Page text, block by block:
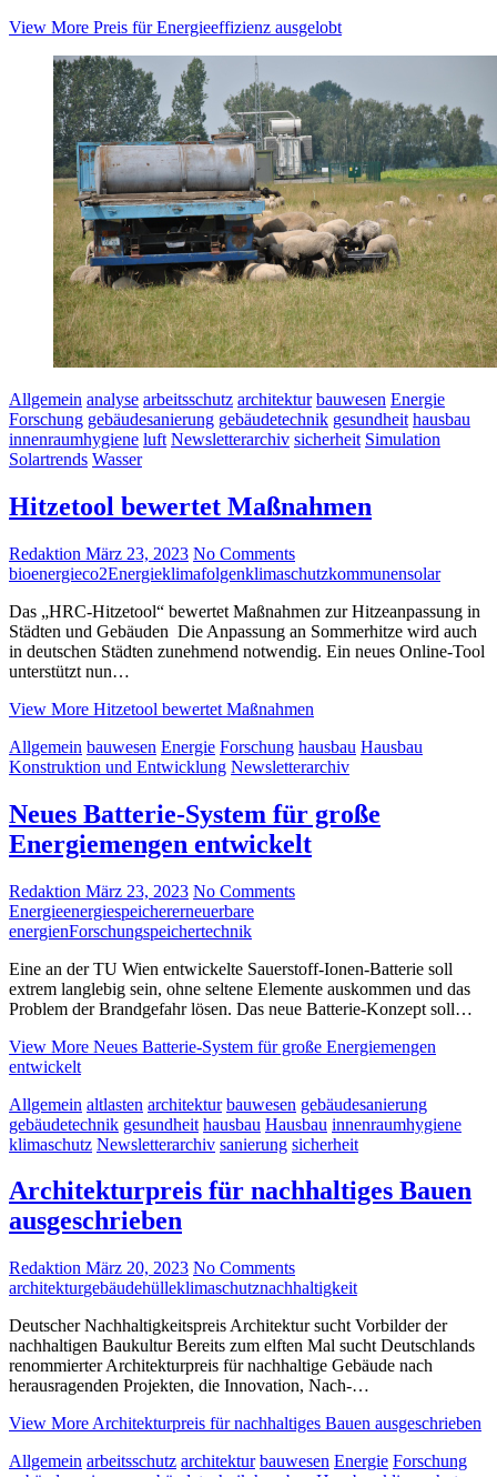
View More Preis für Energieeffizienz ausgelobt
Allgemein analyse arbeitsschutz architektur bauwesen Energie
Forschung gebäudesanierung gebäudetechnik gesundheit hausbau
innenraumhygiene luft Newsletterarchiv sicherheit Simulation
Solartrends Wasser
Hitzetool bewertet Maßnahmen
Redaktion März 23, 2023 No Comments
bioenergieco2Energieklimafolgenklimaschutzkommunensolar
Das „HRC-Hitzetool“ bewertet Maßnahmen zur Hitzeanpassung in
Städten und Gebäuden Die Anpassung an Sommerhitze wird auch
in deutschen Städten zunehmend notwendig. Ein neues Online-Tool
unterstützt nun…
View More Hitzetool bewertet Maßnahmen
Allgemein bauwesen Energie Forschung hausbau Hausbau
Konstruktion und Entwicklung Newsletterarchiv
Neues Batterie-System für große
Energiemengen entwickelt
Redaktion März 23, 2023 No Comments
Energieenergiespeichererneuerbare
energienForschungspeichertechnik
Eine an der TU Wien entwickelte Sauerstoff-Ionen-Batterie soll
extrem langlebig sein, ohne seltene Elemente auskommen und das
Problem der Brandgefahr lösen. Das neue Batterie-Konzept soll…
View More Neues Batterie-System für große Energiemengen
entwickelt
Allgemein altlasten architektur bauwesen gebäudesanierung
gebäudetechnik gesundheit hausbau Hausbau innenraumhygiene
klimaschutz Newsletterarchiv sanierung sicherheit
Architekturpreis für nachhaltiges Bauen
ausgeschrieben
Redaktion März 20, 2023 No Comments
architekturgebäudehülleklimaschutznachhaltigkeit
Deutscher Nachhaltigkeitspreis Architektur sucht Vorbilder der
nachhaltigen Baukultur Bereits zum elften Mal sucht Deutschlands
renommierter Architekturpreis für nachhaltige Gebäude nach
herausragenden Projekten, die Innovation, Nach-…
View More Architekturpreis für nachhaltiges Bauen ausgeschrieben
Allgemein arbeitsschutz architektur bauwesen Energie Forschung